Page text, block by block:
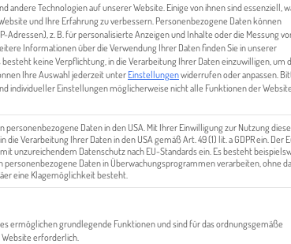
IMG_0710
andere Technologien auf unserer Website. Einige von ihnen sind essenziell,
und Ihre Erfahrung zu verbessern. Personenbezogene Daten können
Adressen), z. B. für personalisierte Anzeigen und Inhalte oder die Messung
Informationen über die Verwendung Ihrer Daten finden Sie in unserer
besteht keine Verpflichtung, in die Verarbeitung Ihrer Daten einzuwilligen, um
Ihre Auswahl jederzeit unterEinstellungenwiderrufen oder anpassen.
individueller Einstellungen möglicherweise nicht alle Funktionen der Website
personenbezogene Daten in den USA. Mit Ihrer Einwilligung zur Nutzung
die Verarbeitung Ihrer Daten in den USA gemäß Art. 49 (1) lit. a GDPR ein. Der
unzureichendem Datenschutz nach EU-Standards ein. Es besteht
personenbezogene Daten in Überwachungsprogrammen verarbeiten, ohne
eine Klagemöglichkeit besteht.
Service-Gruppen, für die eine Einwilligung erteilt werden
ermöglichen grundlegende Funktionen und sind für das ordnungsgemäße
erforderlich.